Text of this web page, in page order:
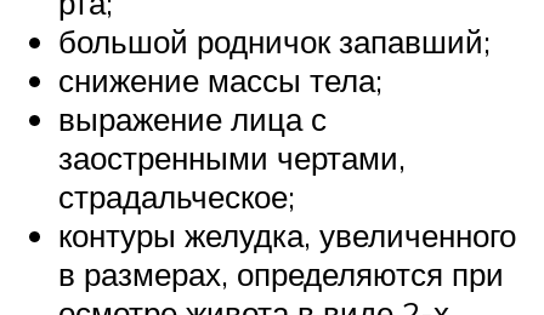
большой родничок запавший;
снижение массы тела;
выражение лица с
заостренными чертами,
страдальческое;
контуры желудка, увеличенного
в размерах, определяются при